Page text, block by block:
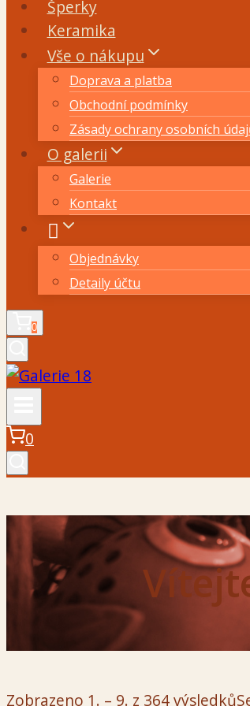
Šperky
Keramika
Vše o nákupu
Doprava a platba
Obchodní podmínky
Zásady ochrany osobních
O galerii
Galerie
Kontakt
Objednávky
Detaily účtu
0
0
Zobrazeno 1. – 9. z 364 výsledků